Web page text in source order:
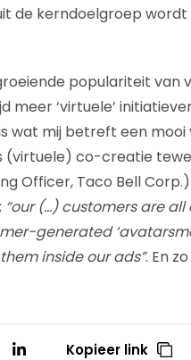
de kerndoelgroep
populariteit van
meer ‘virtuele’
is wat mij betreft een
co-creatie
Officer, Taco Bell
“our (…) customers are
generated
inside our ads”. En
Kopieer link